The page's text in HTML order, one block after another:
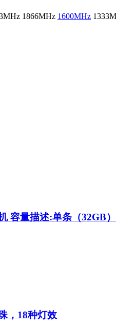
1866MHz 1600MHz
容量描述:单条（32GB
，18种灯效